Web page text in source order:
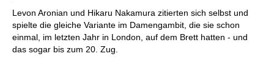
Levon Aronian und Hikaru Nakamura zitierten sich selbst und
spielte die gleiche Variante im Damengambit, die sie schon
einmal, im letzten Jahr in London, auf dem Brett hatten - und
das sogar bis zum 20. Zug.